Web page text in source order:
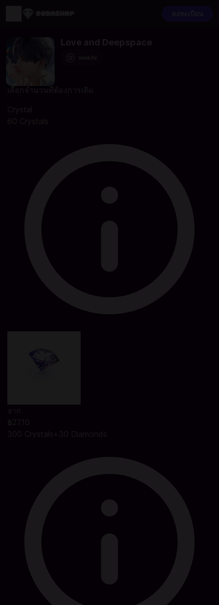
Love and Deepspace
เลือกจำนวนที่ต้องการเติม
Crystal
60 Crystals
จาก
฿27.10
300 Crystals+30 Diamonds